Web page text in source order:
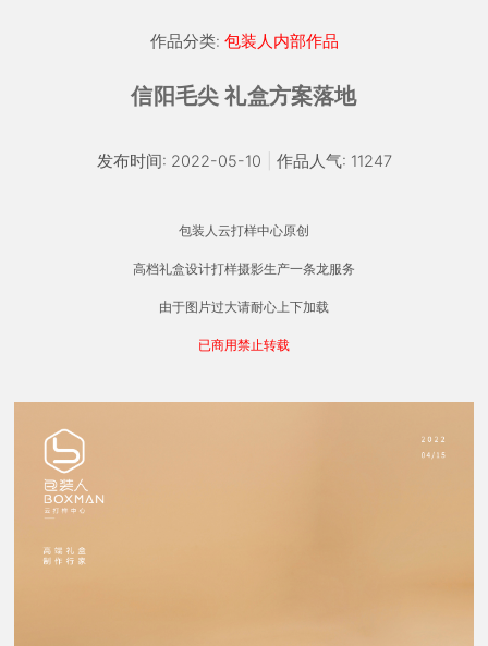
作品分类: 包装人内部作品
信阳毛尖 礼盒方案落地
发布时间: 2022-05-10 作品人气: 11247
包装人云打样中心原创
高档礼盒设计打样摄影生产一条龙服务
由于图片过大请耐心上下加载
已商用禁止转载